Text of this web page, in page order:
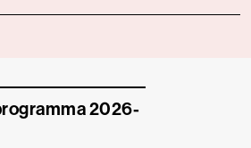
2026-